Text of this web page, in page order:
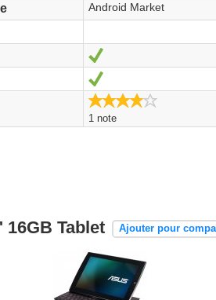
Android Market
Oui
4.0/5
1 note
Tablet Ajouter pour